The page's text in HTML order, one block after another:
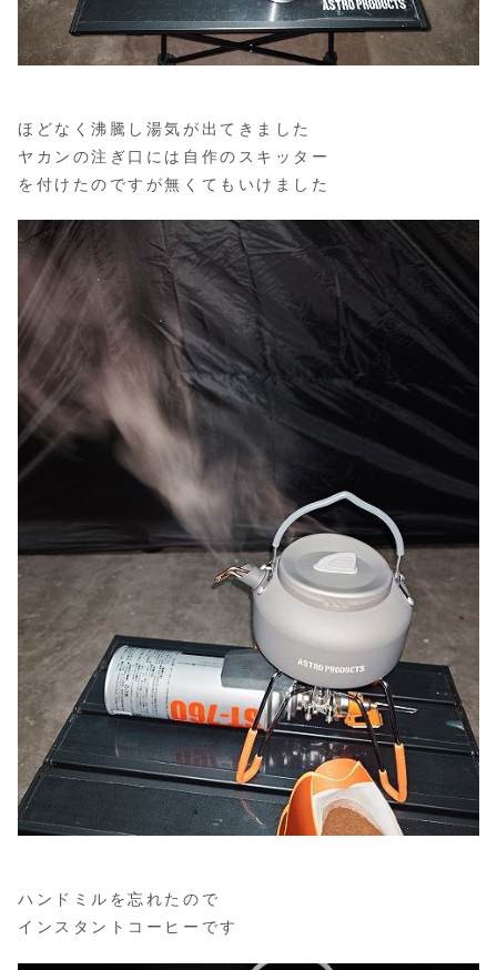
ほどなく沸騰し湯気が出てきました
ヤカンの注ぎ口には自作のスキッター
を付けたのですが無くてもいけました
ハンドミルを忘れたので
インスタントコーヒーです